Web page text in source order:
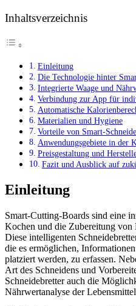
Inhaltsverzeichnis
Einleitung
Die Technologie hinter
Integrierte Waage und
Verbindung zur App für
Automatische
Materialien und Hygiene
Vorteile von Smart-
Anwendungsgebiete in der
Preisgestaltung und
Fazit und Ausblick auf
Einleitung
Smart-Cutting-Boards sind eine
Kochen und die Zubereitung
Diese intelligenten
die es ermöglichen,
platziert werden, zu erfassen.
Art des Schneidens und
Schneidebretter auch die
Nährwertanalyse der